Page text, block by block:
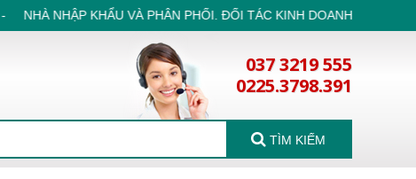
NHẬP KHẨU VÀ PHÂN PHỐI. ĐỐI TÁC KINH DOANH TIN
037 3219 555
0225.3798.391
TÌM KIẾM